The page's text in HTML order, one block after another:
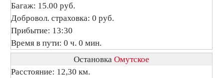
Багаж: 15.00 руб.
Добровол. страховка: 0 руб.
Прибытие: 13:30
Время в пути: 0 ч. 0 мин.
Остановка Омутское
Расстояние: 12,30 км.